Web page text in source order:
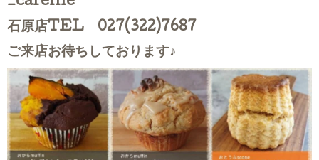
石原店TEL 027(322)7687
ご来店お待ちしております♪